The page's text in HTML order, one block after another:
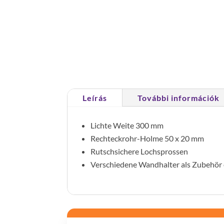
Leírás További információk
Lichte Weite 300 mm
Rechteckrohr-Holme 50 x 20 mm
Rutschsichere Lochsprossen
Verschiedene Wandhalter als